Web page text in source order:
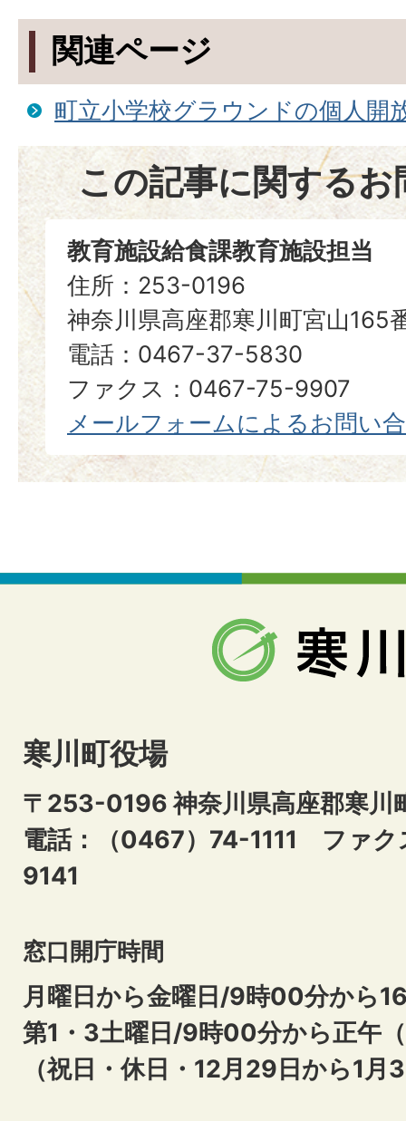
関連ページ
町立小学校グラウンドの個人開
この記事に関するお
教育施設給食課教育施設担当
住所：253-0196
神奈川県高座郡寒川町宮山165
電話：0467-37-5830
ファクス：0467-75-9907
メールフォームによるお問い
寒川町役場
〒253-0196 神奈川県高座郡寒川
電話：（0467）74-1111 ファ
9141
窓口開庁時間
月曜日から金曜日/9時00分から
第1・3土曜日/9時00分から正午
（祝日・休日・12月29日から1月